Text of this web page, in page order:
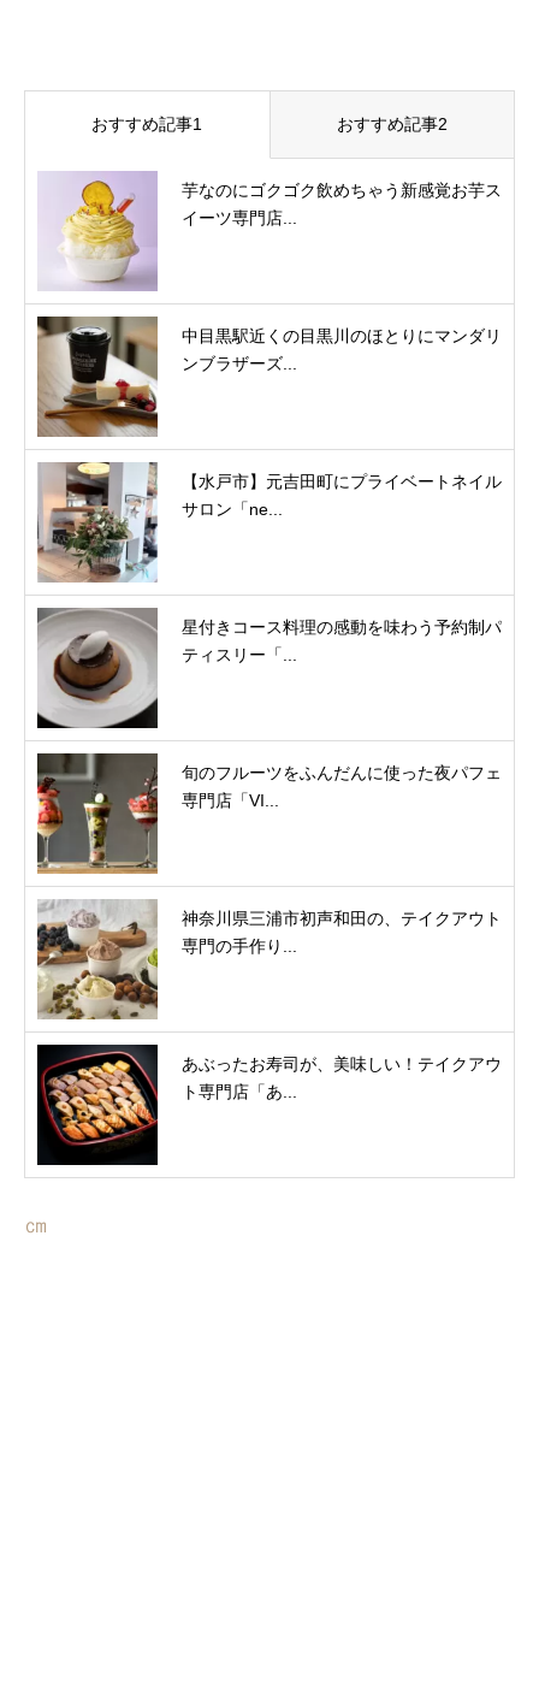
おすすめ記事1 おすすめ記事2
芋なのにゴクゴク飲めちゃう新感覚お芋ス
イーツ専門店...
中目黒駅近くの目黒川のほとりにマンダリ
ンブラザーズ...
【水戸市】元吉田町にプライベートネイル
サロン「ne...
星付きコース料理の感動を味わう予約制パ
ティスリー「...
旬のフルーツをふんだんに使った夜パフェ
専門店「VI...
神奈川県三浦市初声和田の、テイクアウト
専門の手作り...
あぶったお寿司が、美味しい！テイクアウ
ト専門店「あ...
㎝